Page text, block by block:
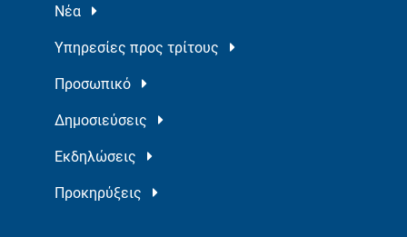
Νέα
Υπηρεσίες προς τρίτους
Προσωπικό
Δημοσιεύσεις
Εκδηλώσεις
Προκηρύξεις